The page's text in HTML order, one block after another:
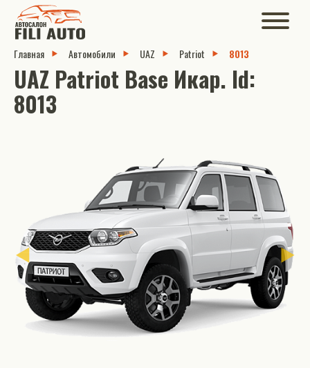
Главная Автомобили UAZ Patriot 8013
UAZ Patriot Base Икар. Id:
8013